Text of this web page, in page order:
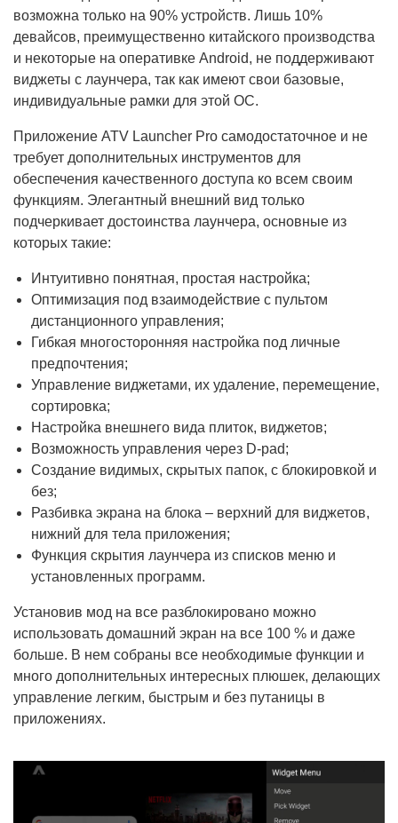
возможна только на 90% устройств. Лишь 10%
девайсов, преимущественно китайского производства
и некоторые на оперативке Android, не поддерживают
виджеты с лаунчера, так как имеют свои базовые,
индивидуальные рамки для этой ОС.
Приложение ATV Launcher Pro самодостаточное и не
требует дополнительных инструментов для
обеспечения качественного доступа ко всем своим
функциям. Элегантный внешний вид только
подчеркивает достоинства лаунчера, основные из
которых такие:
Интуитивно понятная, простая настройка;
Оптимизация под взаимодействие с пультом
дистанционного управления;
Гибкая многосторонняя настройка под личные
предпочтения;
Управление виджетами, их удаление, перемещение,
сортировка;
Настройка внешнего вида плиток, виджетов;
Возможность управления через D-pad;
Создание видимых, скрытых папок, с блокировкой и
без;
Разбивка экрана на блока – верхний для виджетов,
нижний для тела приложения;
Функция скрытия лаунчера из списков меню и
установленных программ.
Установив мод на все разблокировано можно
использовать домашний экран на все 100 % и даже
больше. В нем собраны все необходимые функции и
много дополнительных интересных плюшек, делающих
управление легким, быстрым и без путаницы в
приложениях.